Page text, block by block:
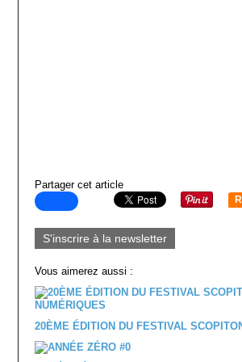
Partager cet article
S'inscrire à la newsletter
Vous aimerez aussi :
20ÈME ÉDITION DU FESTIVAL